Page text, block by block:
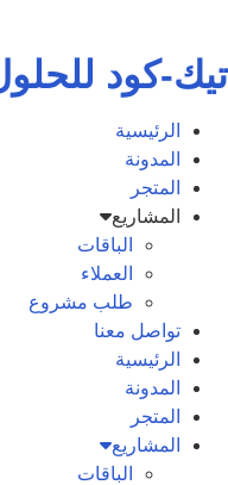
content
تيك-كود
الرئيسية
المدونة
المتجر
المشاريع
الباقات
العملاء
طلب مشروع
تواصل معنا
الرئيسية
المدونة
المتجر
المشاريع
الباقات